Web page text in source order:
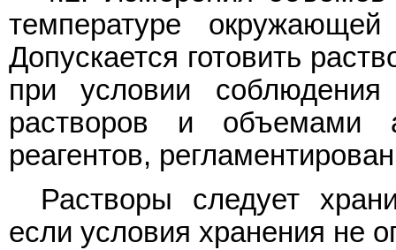
температуре
Допускается готовить
при условии
растворов и объемами
реагентов,
Растворы следует
если условия хранения не